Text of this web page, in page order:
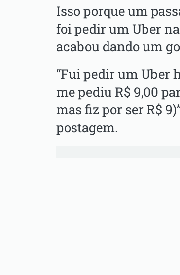
Isso porque um
foi pedir um Uber
acabou dando um
“Fui pedir um Uber
me pediu R$ 9,00
mas fiz por ser R$
postagem.